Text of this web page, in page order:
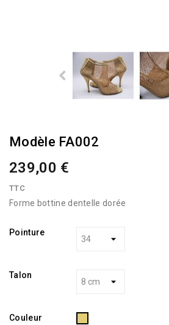
Modèle FA002
239,00 €
TTC
Forme bottine dentelle dorée
Pointure
Talon
Couleur Doré